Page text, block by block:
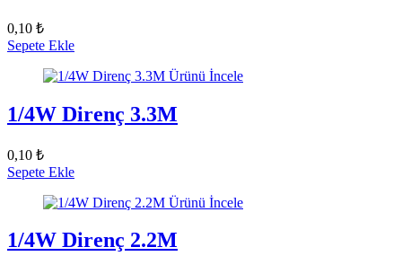
0,10 ₺
Sepete Ekle
Ürünü İncele
1/4W Direnç 3.3M
0,10 ₺
Sepete Ekle
Ürünü İncele
1/4W Direnç 2.2M